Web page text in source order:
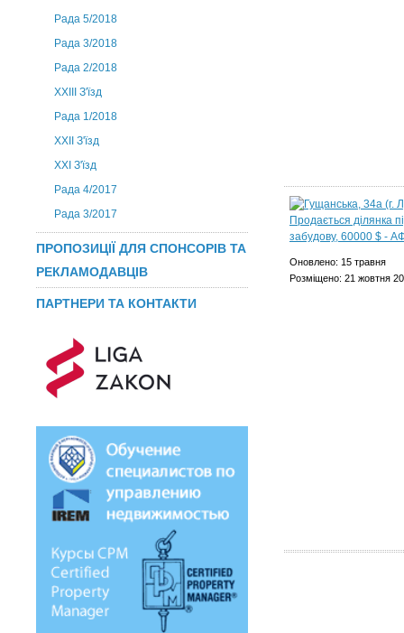
Рада 5/2018
Рада 3/2018
Рада 2/2018
XXIII З'їзд
Рада 1/2018
ХХІІ З'їзд
XXI З'їзд
Рада 4/2017
Рада 3/2017
ПРОПОЗИЦІЇ ДЛЯ СПОНСОРІВ ТА
РЕКЛАМОДАВЦІВ
ПАРТНЕРИ ТА КОНТАКТИ
Оновлено: 15 травня
Розміщено: 21 жовтня